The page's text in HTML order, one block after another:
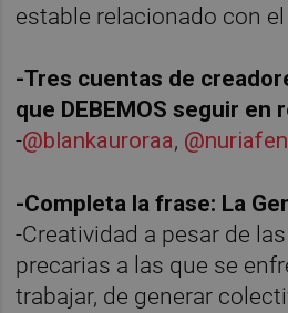
estable relacionado con el
-Tres cuentas de
que DEBEMOS seguir en
-@blankauroraa,
-Completa la frase: La
-Creatividad a pesar de
precarias a las que se
trabajar, de generar